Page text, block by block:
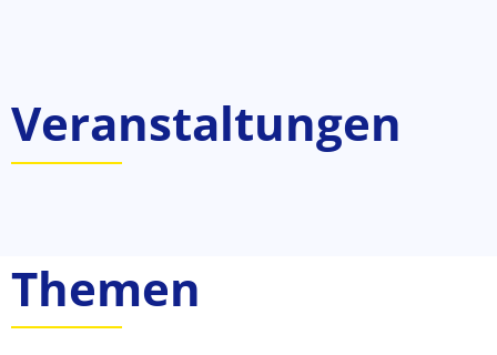
Veranstaltungen
Themen